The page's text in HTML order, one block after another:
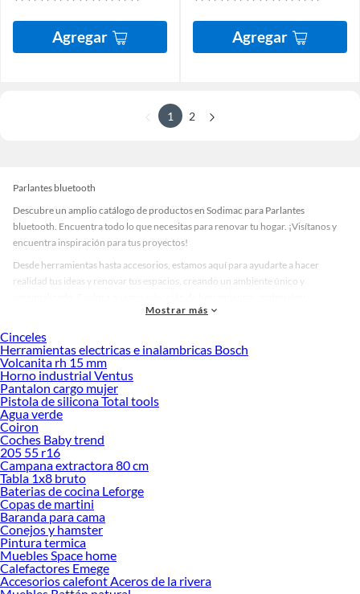
Agregar Agregar
1 2
Parlantes bluetooth
Descubre un amplio catálogo de productos en Sodimac para Parlantes
bluetooth. Encuentra todo lo que necesitas para renovar tu hogar. ¡Visítanos y
encuentra inspiración para tus proyectos!
Desde herramientas hasta accesorios, estamos aquí para ayudarte a hacer
realidad tus ideas y renovar tus espacios, creando un ambiente único y
accesorios de calidad que te ayudarán a crear un espacio más tú.
Desde remodelaciones hasta proyectos de decoración, estamos aquí para hacer
tus ideas realidad. ¡Visítanos y encuentra todo lo que tenemos para ofrecerte en
Parlantes bluetooth!
Explora la variedad de productos de Parlantes bluetooth en Sodimac
Herramientas, materiales y accesorios de calidad para tus proyectos y
renovación de espacios. ¡Visítanos y descubre todo lo que tenemos para
ofrecerte!
Encuentra una amplia variedad de productos de Parlantes bluetooth en
Sodimac. Encuentra todo lo necesario para tus proyectos de renovación y
decoración. ¡Visítanos y haz tus ideas realidad!
Mostrar más
Cinceles
Herramientas electricas e inalambricas Bosch
Volcanita rh 15 mm
Horno industrial Ventus
Pantalon cargo mujer
Pistola de silicona Total tools
Agua verde
Coiron
Coches Baby trend
205 55 r16
Campana extractora 80 cm
Tabla 1x8 bruto
Baterias de cocina Leforge
Copas de martini
Baranda para cama
Conejos y hamster
Pintura termica
Muebles Space home
Calefactores Emege
Accesorios calefont Aceros de la rivera